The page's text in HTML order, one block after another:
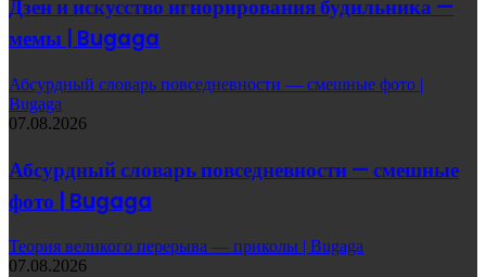
Дзен и искусство игнорирования будильника —
мемы | Bugaga
Абсурдный словарь повседневности — смешные фото |
Bugaga
07.08.2026
Абсурдный словарь повседневности — смешные
фото | Bugaga
Теория великого перерыва — приколы | Bugaga
07.08.2026